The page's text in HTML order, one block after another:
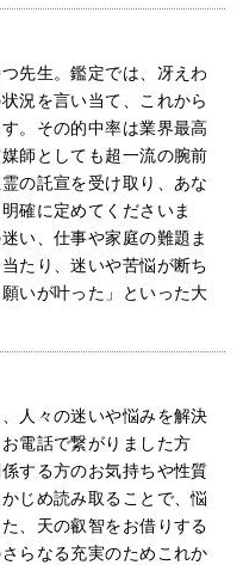
先生。鑑定では、冴えわ
況を言い当て、これから
。その的中率は業界最高
師としても超一流の腕前
の託宣を受け取り、あな
確に定めてくださいま
い、仕事や家庭の難題ま
たり、迷いや苦悩が断ち
いが叶った」といった大
人々の迷いや悩みを解決
電話で繋がりました方
する方のお気持ちや性質
じめ読み取ることで、悩
、天の叡智をお借りする
らなる充実のためこれか